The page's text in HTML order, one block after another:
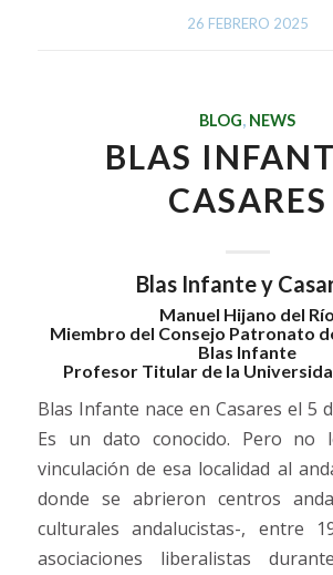
26 FEBRERO 2025
BLOG, NEWS
BLAS
CASARES
Blas Infante y
Manuel Hijano del Río
Miembro del Consejo Patronato
Blas Infante
Profesor Titular de la
Blas Infante nace en Casares el 5
Es un dato conocido. Pero
vinculación de esa localidad al
donde se abrieron centros
culturales andalucistas-, entre
asociaciones liberalistas